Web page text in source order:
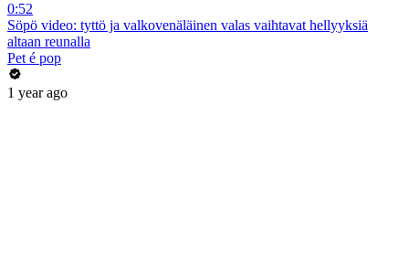
0:52
Söpö video: tyttö ja valkovenäläinen valas vaihtavat hellyyksiä
altaan reunalla
Pet é pop
1 year ago